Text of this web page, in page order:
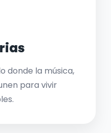
donde la música,
para vivir